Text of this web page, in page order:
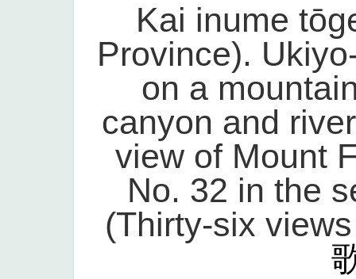
Kai inume
Province).
on a
canyon and
view of Mount
No. 32 in the
(Thirty-six